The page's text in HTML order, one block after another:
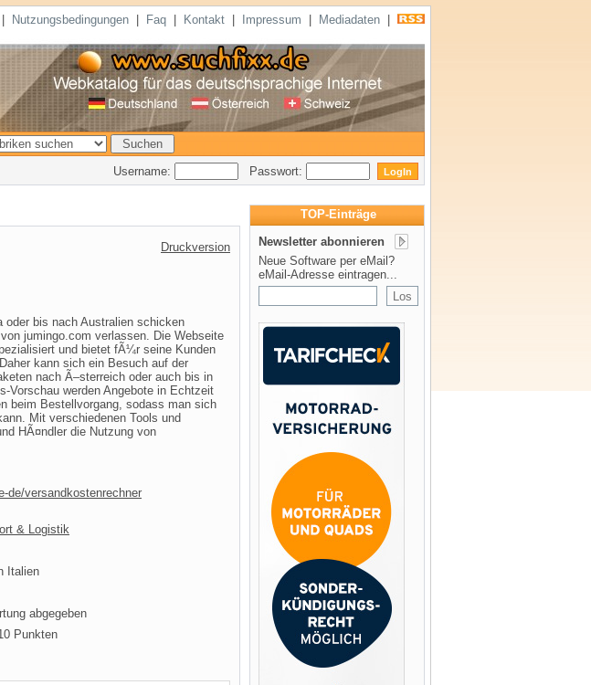
Nutzungsbedingungen Faq Kontakt Impressum Mediadaten
Username: Passwort:
Druckversion
oder bis nach Australien schicken
jumingo.com verlassen. Die Webseite
und bietet fÃ¼r seine Kunden
kann sich ein Besuch auf der
nach Ã–sterreich oder auch bis in
Vorschau werden Angebote in Echtzeit
beim Bestellvorgang, sodass man sich
Mit verschiedenen Tools und
HÃ¤ndler die Nutzung von
de/versandkostenrechner
& Logistik
Italien
abgegeben
Punkten
TOP-Einträge
Newsletter abonnieren
Neue Software per eMail?
eMail-Adresse eintragen...